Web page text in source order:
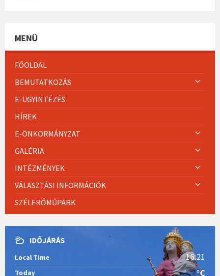
MENÜ
FŐOLDAL
BEMUTATKOZÁS
E-ÜGYINTÉZÉS
HÍREK
E-ÖNKORMÁNYZAT
GALÉRIA
INTÉZMÉNYEK
VÁLASZTÁSI INFORMÁCIÓK
SZÉLERŐMŰPARK
IDŐJÁRÁS
Local Time 16:21
Today °C